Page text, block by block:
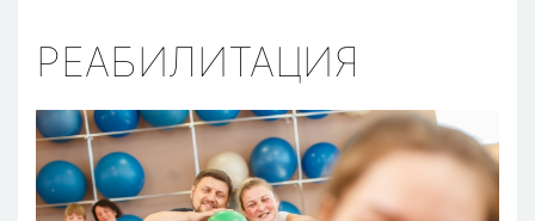
РЕАБИЛИТАЦИЯ